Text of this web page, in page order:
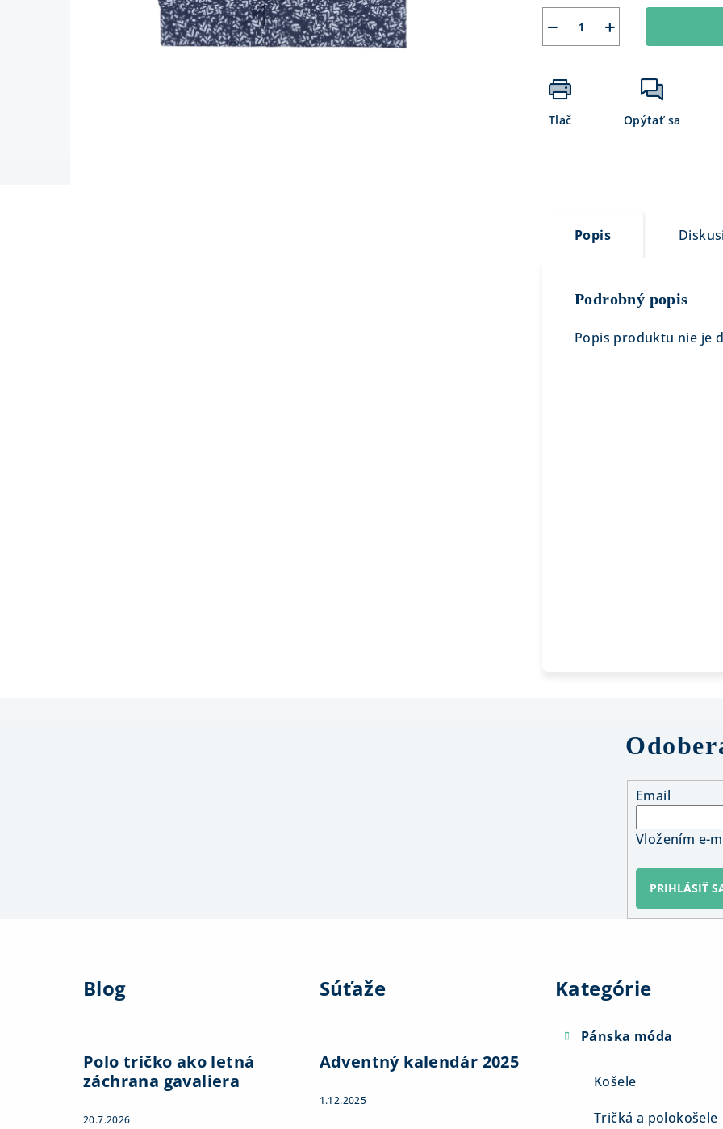
+
−
Tlač Opýtať sa
Popis
Podrobný popis
Popis produktu nie je
Email
Vložením e-
PRIHLÁSIŤ
Blog
Polo tričko ako letná
záchrana gavaliera
20.7.2026
Súťaže
Adventný kalendár 2025
1.12.2025
Kategórie
Pánska móda
Košele
Tričká a polokošele